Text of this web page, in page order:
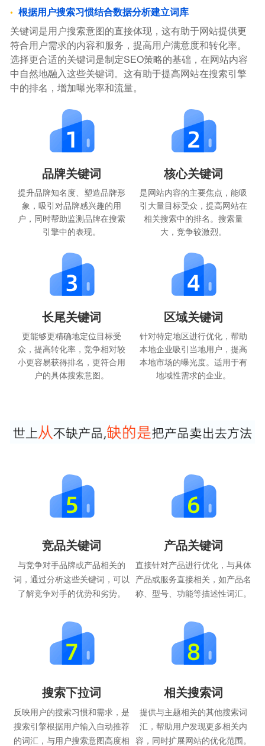
根据用户搜索习惯结合数据分析建立词库
关键词是用户搜索意图的直接体现，这有助于网站提供更
符合用户需求的内容和服务，提高用户满意度和转化率。
选择更合适的关键词是制定SEO策略的基础，在网站内容
中自然地融入这些关键词。这有助于提高网站在搜索引擎
中的排名，增加曝光率和流量。
品牌关键词
提升品牌知名度、塑造品牌形
象，吸引对品牌感兴趣的用
户，同时帮助监测品牌在搜索
引擎中的表现。
核心关键词
是网站内容的主要焦点，能吸
引大量目标受众，提高网站在
相关搜索中的排名。搜索量
大，竞争较激烈。
长尾关键词
更能够更精确地定位目标受
众，提高转化率，竞争相对较
小更容易获得排名，更符合用
户的具体搜索意图。
区域关键词
针对特定地区进行优化，帮助
本地企业吸引当地用户，提高
本地市场的曝光度。适用于有
地域性需求的企业。
竞品关键词
与竞争对手品牌或产品相关的
词，通过分析这些关键词，可以
了解竞争对手的优势和劣势。
产品关键词
直接针对产品进行优化，与具体
产品或服务直接相关，如产品名
称、型号、功能等描述性词汇。
搜索下拉词
反映用户的搜索习惯和需求，是
搜索引擎根据用户输入自动推荐
的词汇，与用户搜索意图高度相
相关搜索词
提供与主题相关的其他搜索词
汇，帮助用户发现更多相关内
容，同时扩展网站的优化范围。